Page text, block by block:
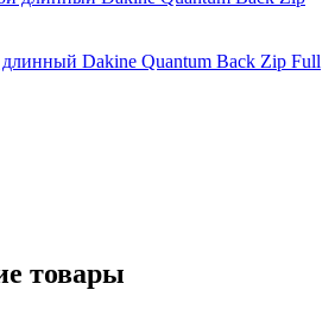
Dakine Quantum Back Zip Full
товары